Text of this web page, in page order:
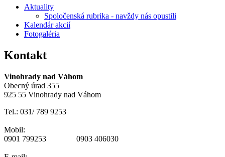
Aktuality
Spoločenská rubrika - navždy nás opustili
Kalendár akcií
Fotogaléria
Kontakt
Vinohrady nad Váhom
Obecný úrad 355
925 55 Vinohrady nad Váhom
Tel.: 031/ 789 9253
Mobil:
0901 799253 0903 406030